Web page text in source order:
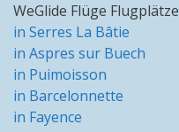
WeGlide Flüge Flugplätze
in Serres La Bâtie
in Aspres sur Buech
in Puimoisson
in Barcelonnette
in Fayence